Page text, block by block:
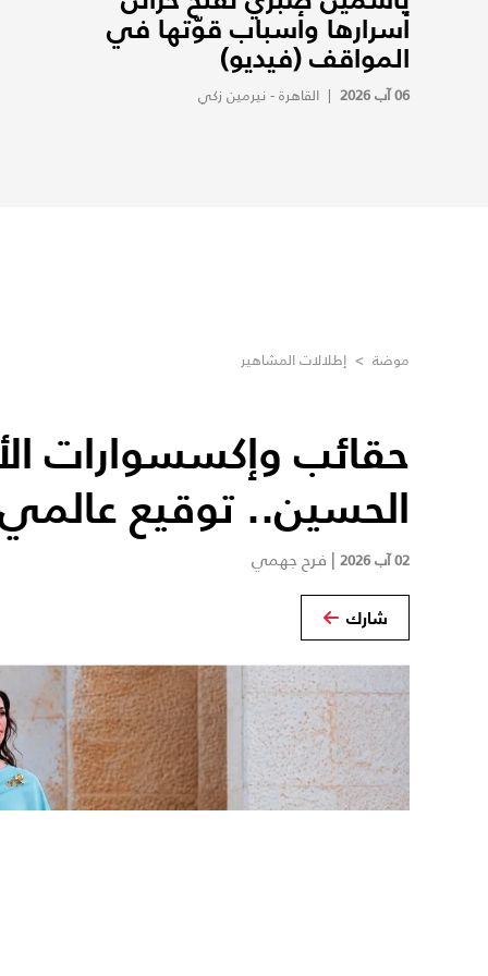
أسرارها وأسباب قوّتها في
المواقف (فيديو)
06 آب 2026 | القاهرة - نيرمين زكي
موضة > إطلالات المشاهير
حقائب وإكسسوارات
الحسين.. توقيع
02 آب 2026 | فرح جهمي
شارك